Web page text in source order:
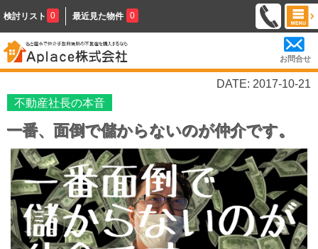
検討リスト 0 最近見た物件 0
お問合せ
DATE: 2017-10-21
不動産社長の本音
一番、面倒で儲からないのが仲介です。